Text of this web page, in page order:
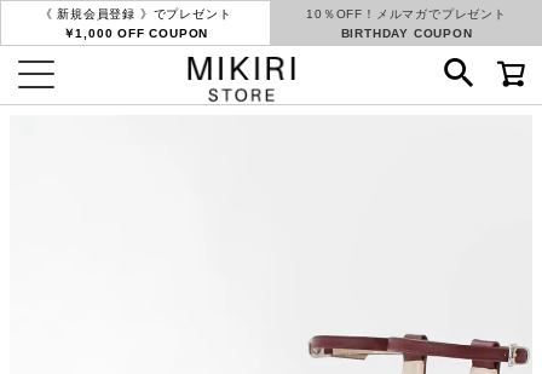
《 新規会員登録 》でプレゼント
￥1,000 OFF COUPON
10％OFF！メルマガでプレゼント
BIRTHDAY COUPON